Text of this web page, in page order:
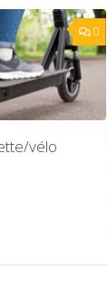
0
vélo